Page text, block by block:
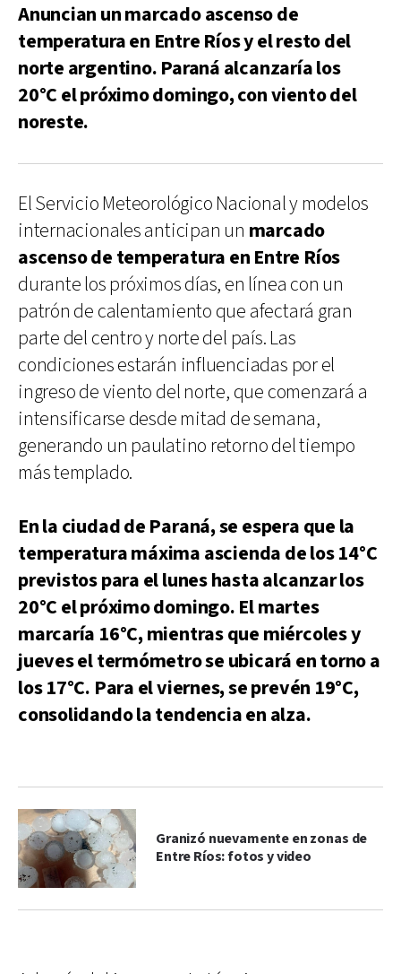
Anuncian un marcado ascenso de
temperatura en Entre Ríos y el resto del
norte argentino. Paraná alcanzaría los
20°C el próximo domingo, con viento del
noreste.
El Servicio Meteorológico Nacional y modelos
internacionales anticipan un marcado
ascenso de temperatura en Entre Ríos
durante los próximos días, en línea con un
patrón de calentamiento que afectará gran
parte del centro y norte del país. Las
condiciones estarán influenciadas por el
ingreso de viento del norte, que comenzará a
intensificarse desde mitad de semana,
generando un paulatino retorno del tiempo
más templado.
En la ciudad de Paraná, se espera que la
temperatura máxima ascienda de los 14°C
previstos para el lunes hasta alcanzar los
20°C el próximo domingo. El martes
marcaría 16°C, mientras que miércoles y
jueves el termómetro se ubicará en torno a
los 17°C. Para el viernes, se prevén 19°C,
consolidando la tendencia en alza.
Granizó nuevamente en zonas de
Entre Ríos: fotos y video